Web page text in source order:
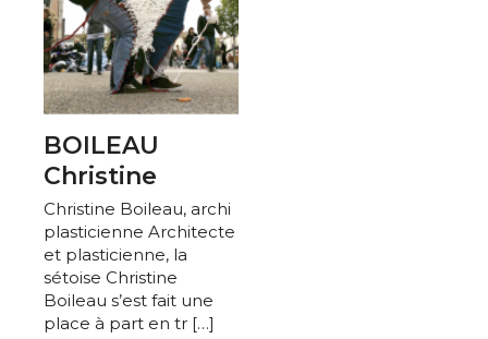
BOILEAU
Christine
Christine Boileau, archi
plasticienne Architecte
et plasticienne, la
sétoise Christine
Boileau s’est fait une
place à part en tr […]